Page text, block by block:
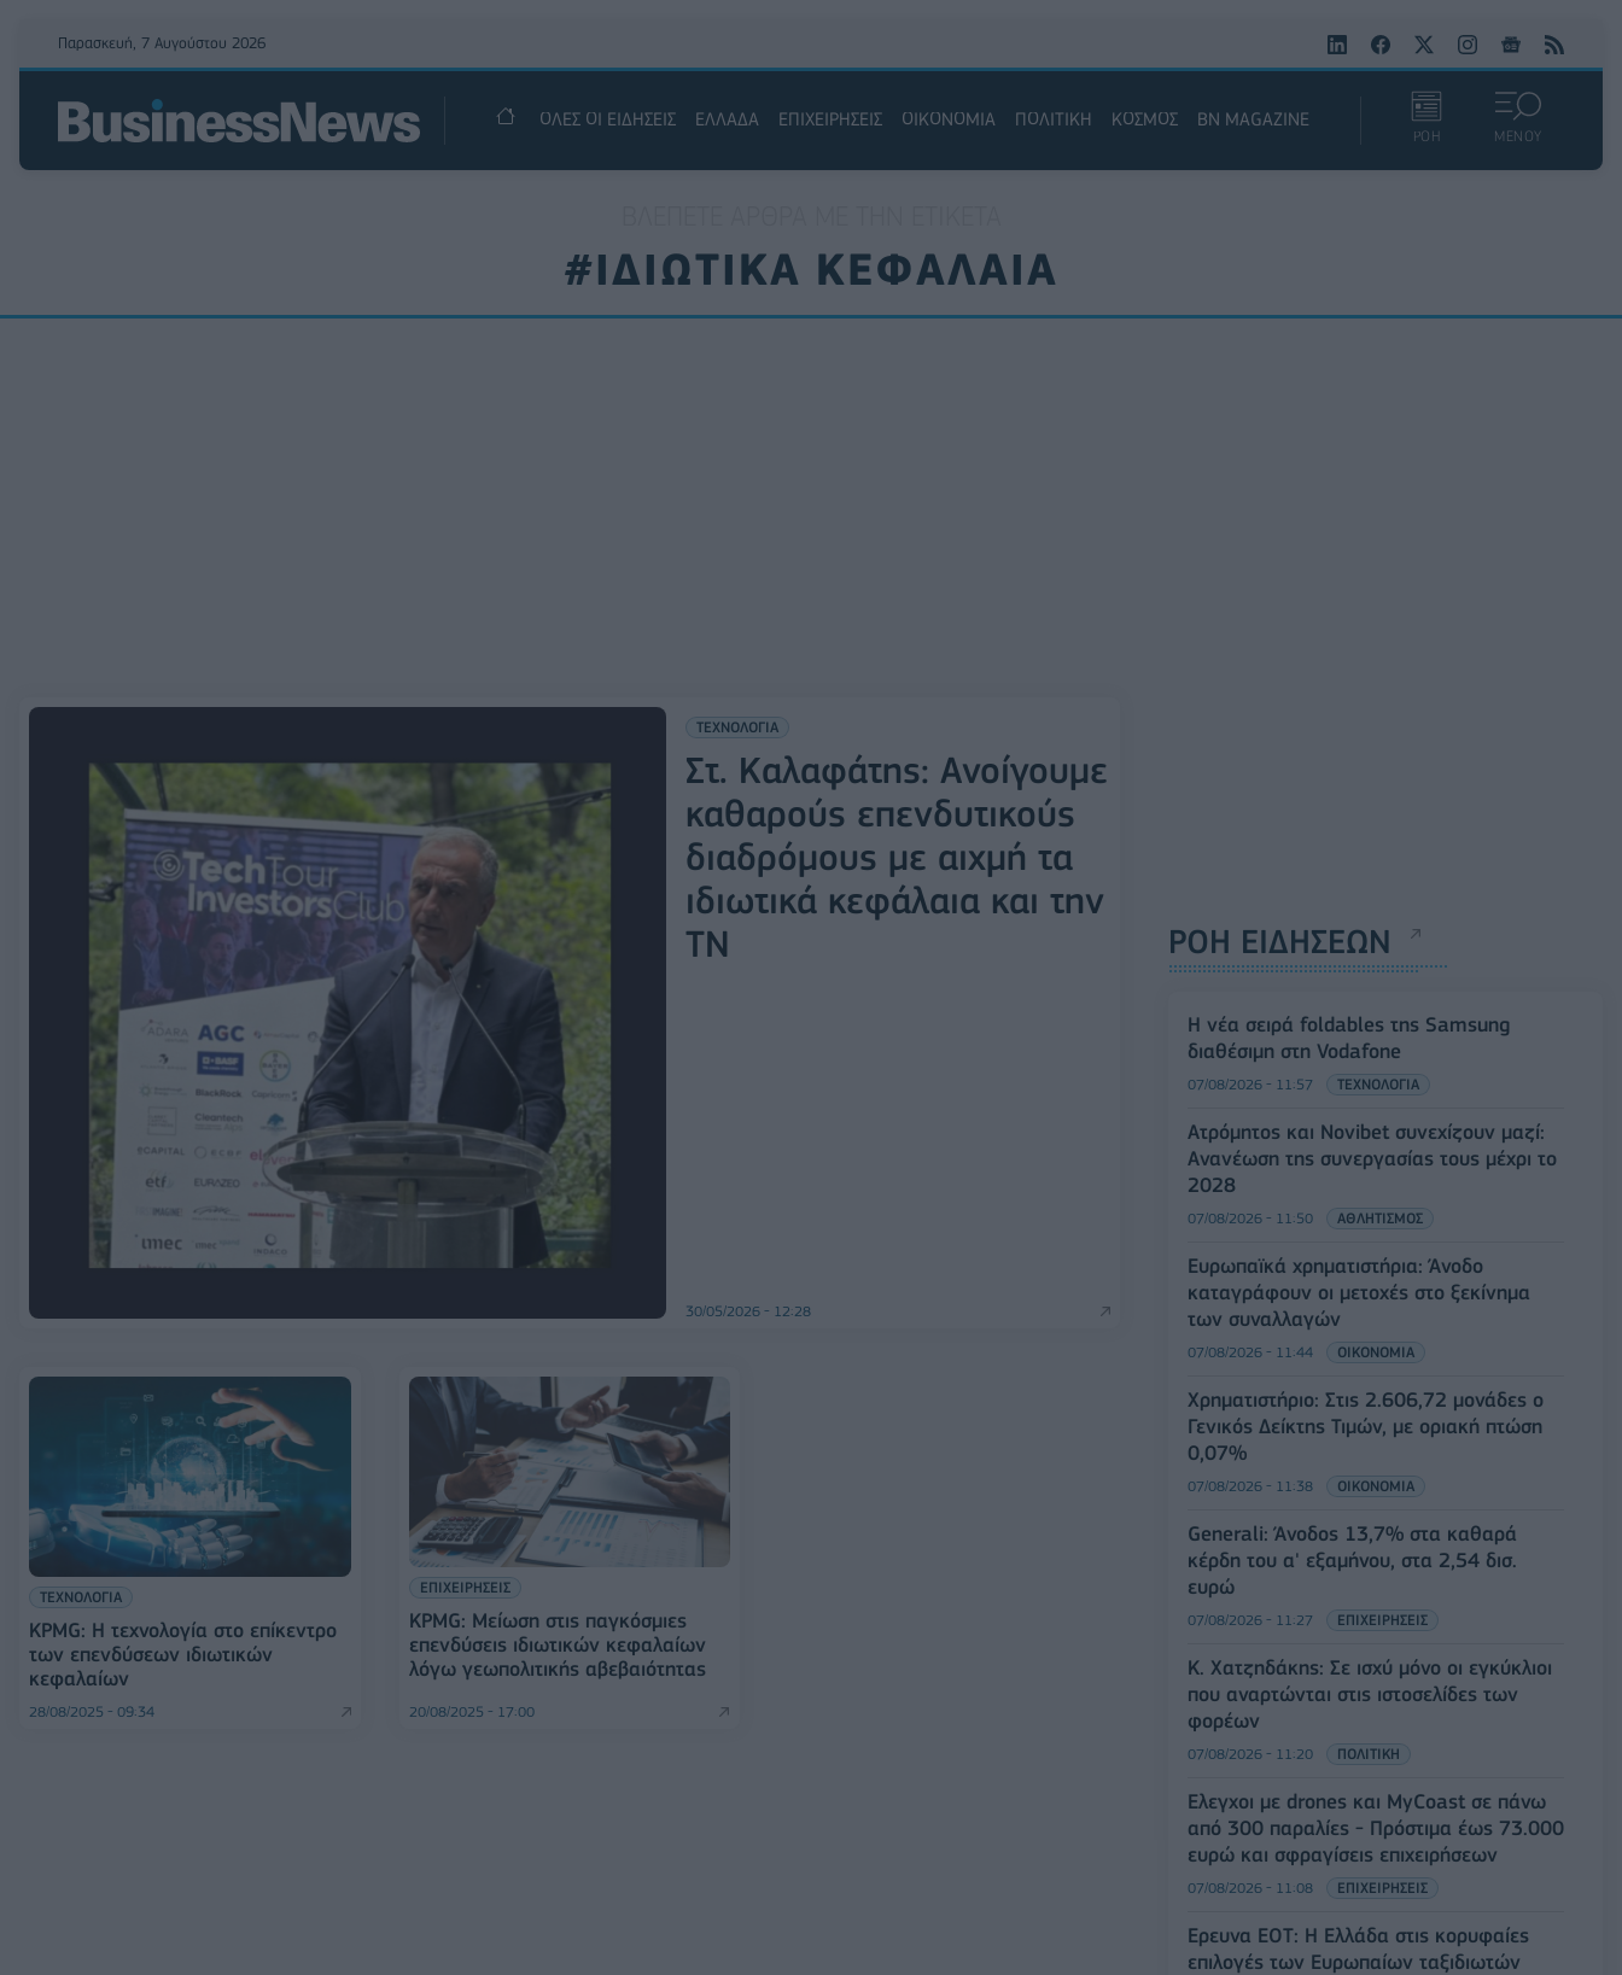
Παρασκευή, 7 Αυγούστου 2026
ΟΛΕΣ ΟΙ ΕΙΔΗΣΕΙΣ ΕΛΛΑΔΑ ΕΠΙΧΕΙΡΗΣΕΙΣ ΟΙΚΟΝΟΜΙΑ ΠΟΛΙΤΙΚΗ ΚΟΣΜΟΣ BN MAGAZINE
ΡΟΗ ΜΕΝΟΥ
#ΙΔΙΩΤΙΚΑ ΚΕΦΑΛΑΙΑ
ΤΕΧΝΟΛΟΓΙΑ
Στ. Καλαφάτης: Ανοίγουμε
καθαρούς επενδυτικούς
διαδρόμους με αιχμή τα
ιδιωτικά κεφάλαια και την
ΤΝ
30/05/2026 - 12:28
ΤΕΧΝΟΛΟΓΙΑ
KPMG: Η τεχνολογία στο επίκεντρο
των επενδύσεων ιδιωτικών
κεφαλαίων
28/08/2025 - 09:34
ΕΠΙΧΕΙΡΗΣΕΙΣ
KPMG: Mείωση στις παγκόσμιες
επενδύσεις ιδιωτικών κεφαλαίων
λόγω γεωπολιτικής αβεβαιότητας
20/08/2025 - 17:00
ΡΟΗ ΕΙΔΗΣΕΩΝ
Η νέα σειρά foldables της Samsung
διαθέσιμη στη Vodafone
07/08/2026 - 11:57 ΤΕΧΝΟΛΟΓΙΑ
Ατρόμητος και Novibet συνεχίζουν μαζί:
Ανανέωση της συνεργασίας τους μέχρι το
2028
07/08/2026 - 11:50 ΑΘΛΗΤΙΣΜΟΣ
Ευρωπαϊκά χρηματιστήρια: Άνοδο
καταγράφουν οι μετοχές στο ξεκίνημα
των συναλλαγών
07/08/2026 - 11:44 ΟΙΚΟΝΟΜΙΑ
Χρηματιστήριο: Στις 2.606,72 μονάδες ο
Γενικός Δείκτης Τιμών, με οριακή πτώση
0,07%
07/08/2026 - 11:38 ΟΙΚΟΝΟΜΙΑ
Generali: Άνοδος 13,7% στα καθαρά
κέρδη του α' εξαμήνου, στα 2,54 δισ.
ευρώ
07/08/2026 - 11:27 ΕΠΙΧΕΙΡΗΣΕΙΣ
Κ. Χατζηδάκης: Σε ισχύ μόνο οι εγκύκλιοι
που αναρτώνται στις ιστοσελίδες των
φορέων
07/08/2026 - 11:20 ΠΟΛΙΤΙΚΗ
Έλεγχοι με drones και MyCoast σε πάνω
από 300 παραλίες - Πρόστιμα έως 73.000
ευρώ και σφραγίσεις επιχειρήσεων
07/08/2026 - 11:08 ΕΠΙΧΕΙΡΗΣΕΙΣ
Έρευνα ΕΟΤ: Η Ελλάδα στις κορυφαίες
επιλογές των Ευρωπαίων ταξιδιωτών